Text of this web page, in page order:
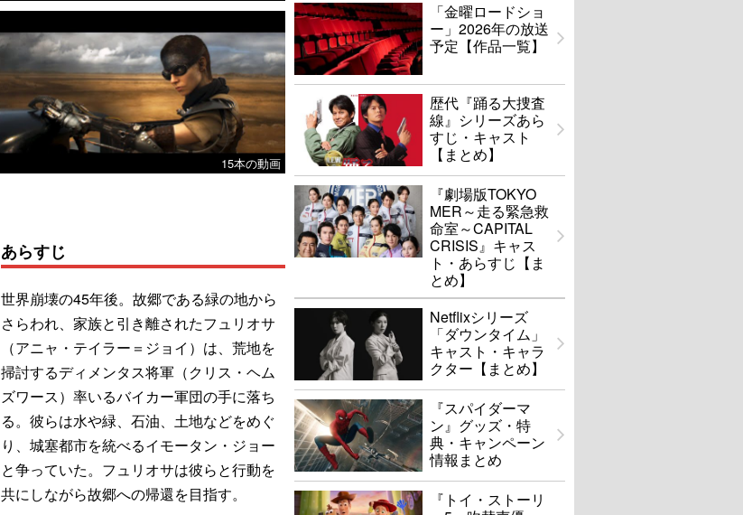
15本の動画
あらすじ
世界崩壊の45年後。故郷である緑の地から
さらわれ、家族と引き離されたフュリオサ
（アニャ・テイラー＝ジョイ）は、荒地を
掃討するディメンタス将軍（クリス・ヘム
ズワース）率いるバイカー軍団の手に落ち
る。彼らは水や緑、石油、土地などをめぐ
り、城塞都市を統べるイモータン・ジョー
と争っていた。フュリオサは彼らと行動を
共にしながら故郷への帰還を目指す。
「金曜ロードショ
ー」2026年の放送
予定【作品一覧】
歴代『踊る大捜査
線』シリーズあら
すじ・キャスト
【まとめ】
『劇場版TOKYO
MER～走る緊急救
命室～CAPITAL
CRISIS』キャス
ト・あらすじ【ま
とめ】
Netflixシリーズ
「ダウンタイム」
キャスト・キャラ
クター【まとめ】
『スパイダーマ
ン』グッズ・特
典・キャンペーン
情報まとめ
『トイ・ストーリ